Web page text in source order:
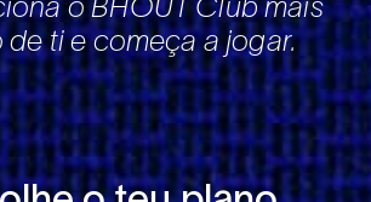
o BHOUT Club mais
de ti e começa a jogar.